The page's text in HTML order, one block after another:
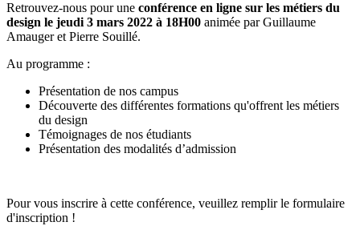
Retrouvez-nous pour une conférence en ligne sur les métiers du
design le jeudi 3 mars 2022 à 18H00 animée par Guillaume
Amauger et Pierre Souillé.
Au programme :
Présentation de nos campus
Découverte des différentes formations qu'offrent les métiers
du design
Témoignages de nos étudiants
Présentation des modalités d’admission
Pour vous inscrire à cette conférence, veuillez remplir le formulaire
d'inscription !